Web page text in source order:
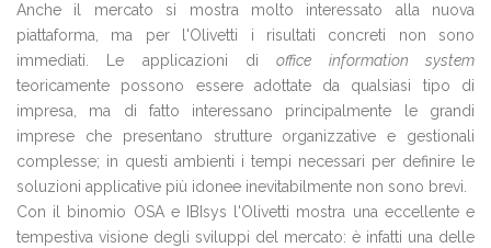
Anche il mercato si mostra molto interessato alla nuova
piattaforma, ma per l'Olivetti i risultati concreti non sono
immediati. Le applicazioni dioffice information system
teoricamente possono essere adottate da qualsiasi tipo di
impresa, ma di fatto interessano principalmente le grandi
imprese che presentano strutture organizzative e gestionali
complesse; in questi ambienti i tempi necessari per definire le
soluzioni applicative più idonee inevitabilmente non sono brevi.
Con il binomio OSA e IBIsys l'Olivetti mostra una eccellente e
tempestiva visione degli sviluppi del mercato: è infatti una delle